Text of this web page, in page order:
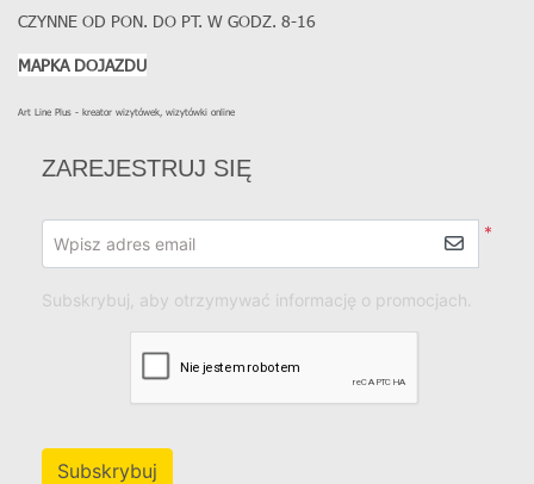
CZYNNE OD PON. DO PT. W GODZ. 8-16
MAPKA DOJAZDU
Art Line Plus - kreator wizytówek, wizytówki online
ZAREJESTRUJ SIĘ
*
Wpisz adres email
Subskrybuj, aby otrzymywać informację o promocjach.
Subskrybuj